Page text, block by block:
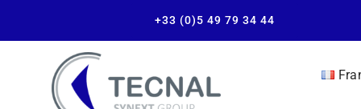
+33 (0)5 49 79 34 44